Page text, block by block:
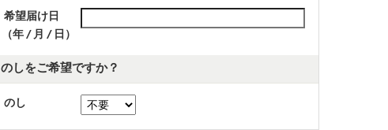
希望届け日
（年 / 月 / 日）
のしをご希望ですか？
のし